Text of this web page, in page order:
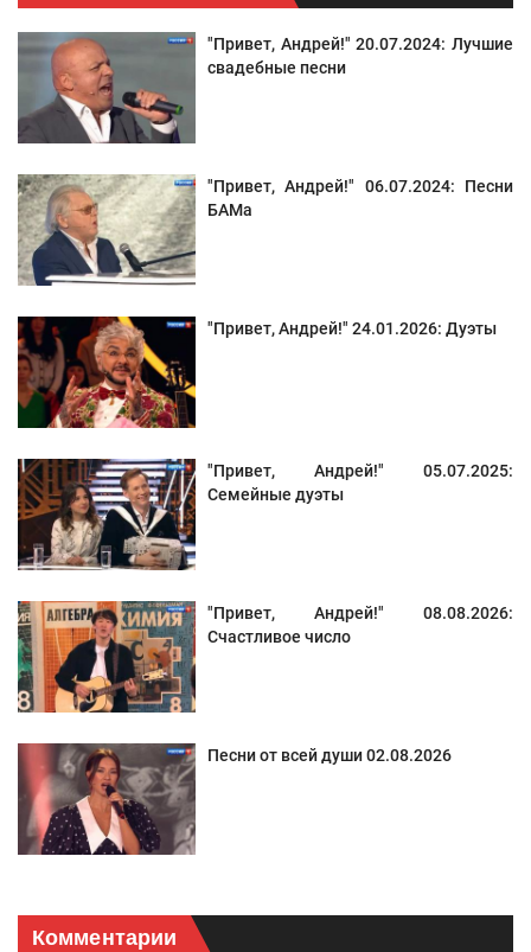
"Привет, Андрей!" 20.07.2024: Лучшие
свадебные песни
"Привет, Андрей!" 06.07.2024: Песни
БАМа
"Привет, Андрей!" 24.01.2026: Дуэты
"Привет, Андрей!" 05.07.2025:
Семейные дуэты
"Привет, Андрей!" 08.08.2026:
Счастливое число
Песни от всей души 02.08.2026
Комментарии